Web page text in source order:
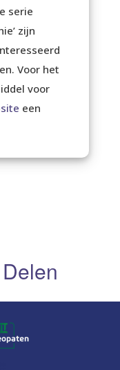
serie
zijn
Voor het
voor
een
Delen